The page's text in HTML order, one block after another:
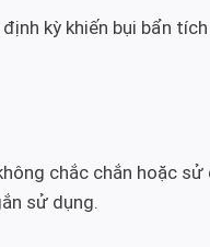
kỳ khiến bụi bẩn
chắc chắn hoặc sử
sử dụng.